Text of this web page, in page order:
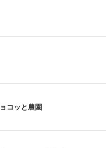
コッと農園